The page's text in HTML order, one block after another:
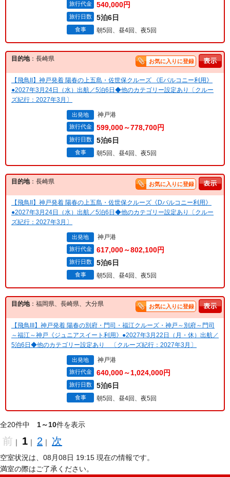
旅行代金 540,000円
旅行日数 5泊6日
食事 朝5回、昼4回、夜5回
目的地：長崎県 お気に入りに登録
【飛鳥II】神戸発着 陽春の上五島・佐世保クルーズ 《Eバルコニー利用》
●2027年3月24日（水）出航／5泊6日◆他のカテゴリー設定あり〔クルー
ズ紀行：2027年3月〕
出発地 神戸港
旅行代金 599,000～778,700円
旅行日数 5泊6日
食事 朝5回、昼4回、夜5回
目的地：長崎県 お気に入りに登録
【飛鳥II】神戸発着 陽春の上五島・佐世保クルーズ《Dバルコニー利用》
●2027年3月24日（水）出航／5泊6日◆他のカテゴリー設定あり〔クルー
ズ紀行：2027年3月〕
出発地 神戸港
旅行代金 617,000～802,100円
旅行日数 5泊6日
食事 朝5回、昼4回、夜5回
目的地：福岡県、長崎県、大分県 お気に入りに登録
【飛鳥III】神戸発着 陽春の別府・門司・福江クルーズ・神戸～別府～門司
～福江～神戸《ジュニアスイート利用》●2027年3月22日（月・休）出航／
5泊6日◆他のカテゴリー設定あり 〔クルーズ紀行：2027年3月〕
出発地 神戸港
旅行代金 640,000～1,024,000円
旅行日数 5泊6日
食事 朝5回、昼4回、夜5回
全20件中 1～10件を表示
前 ｜ 1 ｜ 2 ｜ 次
空室状況は、08月08日 19:15 現在の情報です。
満室の際はご了承ください。